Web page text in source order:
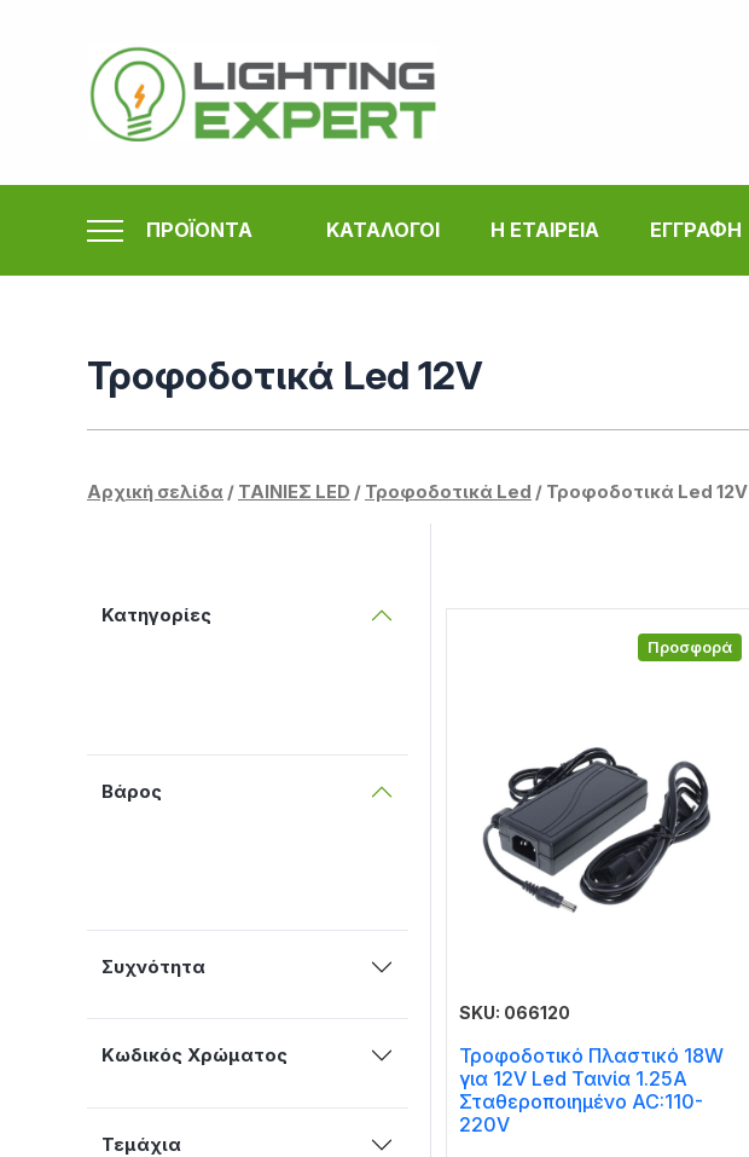
περιεχόμενο
ΠΡΟΪΟΝΤΑ ΚΑΤΑΛΟΓΟΙ Η ΕΤΑΙΡΕΙΑ ΕΓΓΡΑΦΗ
Τροφοδοτικά Led 12V
Αρχική σελίδα / ΤΑΙΝΙΕΣ LED / Τροφοδοτικά Led / Τροφοδοτικά Led 12V
Κατηγορίες
Βάρος
Συχνότητα
Κωδικός Χρώματος
Τεμάχια
Προσφορά
SKU: 066120
Τροφοδοτικό Πλαστικό 18W
για 12V Led Ταινία 1.25A
Σταθεροποιημένο AC:110-
220V